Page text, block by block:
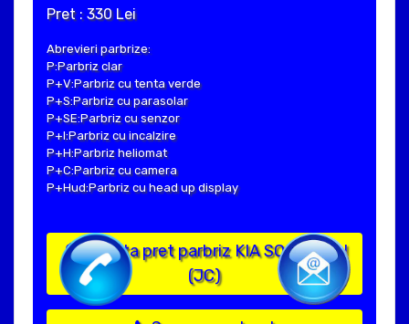
Pret : 330 Lei
Abrevieri parbrize:
P:Parbriz clar
P+V:Parbriz cu tenta verde
P+S:Parbriz cu parasolar
P+SE:Parbriz cu senzor
P+I:Parbriz cu incalzire
P+H:Parbriz heliomat
P+C:Parbriz cu camera
P+Hud:Parbriz cu head up display
Solicita pret parbriz KIA SORENTO I
(JC)